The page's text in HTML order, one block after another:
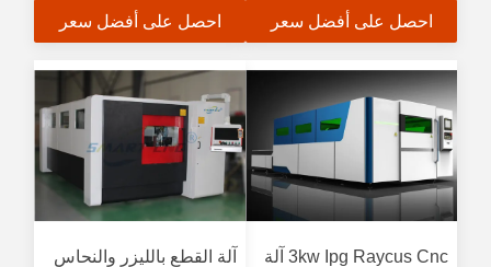
احصل على أفضل سعر احصل على أفضل سعر
3kw Ipg Raycus Cnc آلة
آلة القطع بالليزر والنحاس